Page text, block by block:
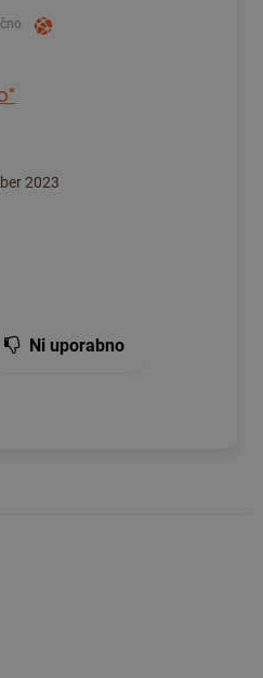
2023
Ni uporabno
mesta